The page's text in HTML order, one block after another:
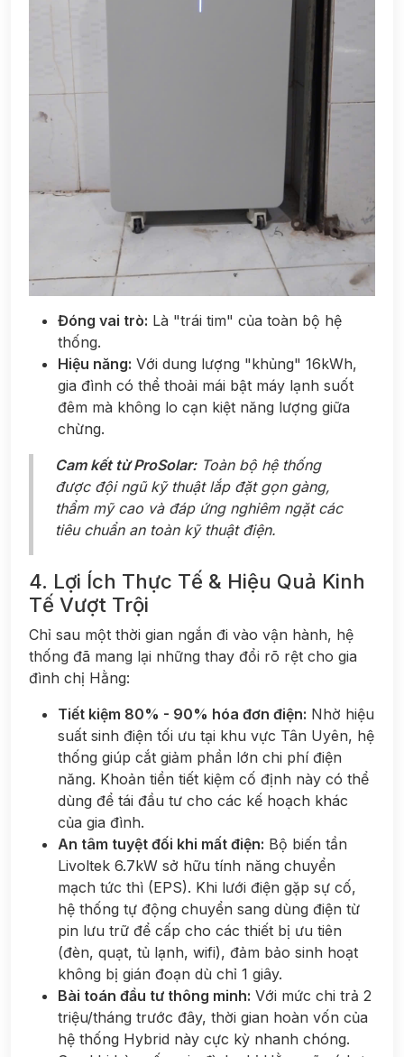
Đóng vai trò: Là "trái tim" của toàn bộ hệ
thống.
Hiệu năng: Với dung lượng "khủng" 16kWh,
gia đình có thể thoải mái bật máy lạnh suốt
đêm mà không lo cạn kiệt năng lượng giữa
chừng.
Cam kết từ ProSolar:Toàn bộ hệ thống
được đội ngũ kỹ thuật lắp đặt gọn gàng,
thẩm mỹ cao và đáp ứng nghiêm ngặt các
tiêu chuẩn an toàn kỹ thuật điện.
4. Lợi Ích Thực Tế & Hiệu Quả Kinh
Tế Vượt Trội
Chỉ sau một thời gian ngắn đi vào vận hành, hệ
thống đã mang lại những thay đổi rõ rệt cho gia
đình chị Hằng:
Tiết kiệm 80% - 90% hóa đơn điện: Nhờ hiệu
suất sinh điện tối ưu tại khu vực Tân Uyên, hệ
thống giúp cắt giảm phần lớn chi phí điện
năng. Khoản tiền tiết kiệm cố định này có thể
dùng để tái đầu tư cho các kế hoạch khác
của gia đình.
An tâm tuyệt đối khi mất điện: Bộ biến tần
Livoltek 6.7kW sở hữu tính năng chuyển
mạch tức thì (EPS). Khi lưới điện gặp sự cố,
hệ thống tự động chuyển sang dùng điện từ
pin lưu trữ để cấp cho các thiết bị ưu tiên
(đèn, quạt, tủ lạnh, wifi), đảm bảo sinh hoạt
không bị gián đoạn dù chỉ 1 giây.
Bài toán đầu tư thông minh: Với mức chi trả 2
triệu/tháng trước đây, thời gian hoàn vốn của
hệ thống Hybrid này cực kỳ nhanh chóng.